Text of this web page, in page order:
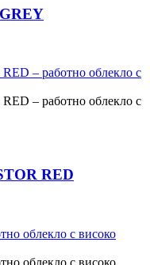
RED